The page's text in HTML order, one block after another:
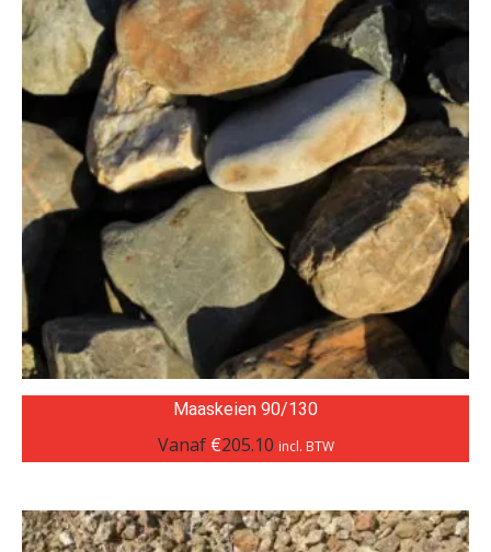
Maaskeien 90/130
Vanaf €205.10 incl. BTW